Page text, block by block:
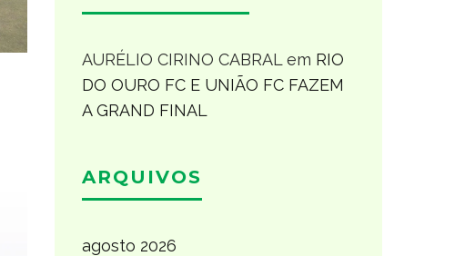
AURÉLIO CIRINO CABRAL em RIO
DO OURO FC E UNIÃO FC FAZEM
A GRAND FINAL
ARQUIVOS
agosto 2026